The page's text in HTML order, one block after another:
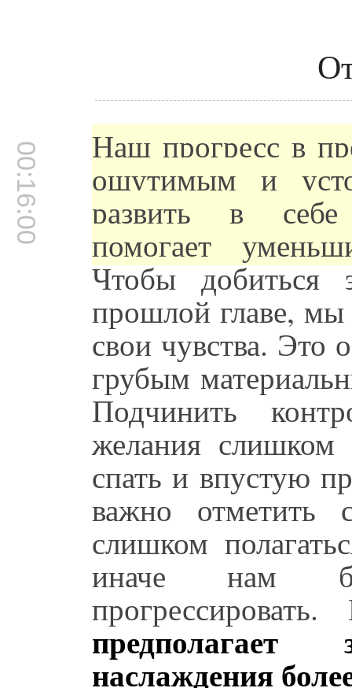
00:16:00 Наш прогресс в
ощутимым и
развить в себе
помогает
Чтобы добиться
прошлой главе,
свои чувства. Это
грубым
Подчинить
желания
спать и впустую
важно
слишком
иначе нам
наслаждения